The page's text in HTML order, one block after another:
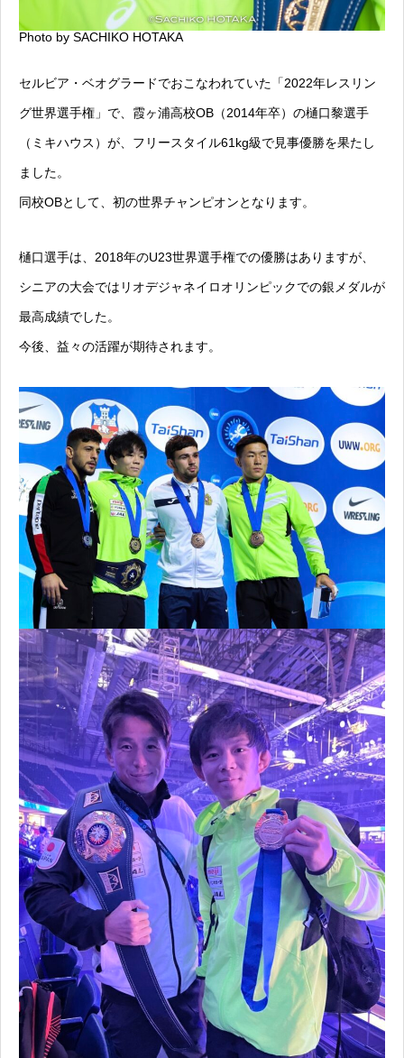
Photo by SACHIKO HOTAKA
セルビア・ベオグラードでおこなわれていた「2022年レスリン
グ世界選手権」で、霞ヶ浦高校OB（2014年卒）の樋口黎選手
（ミキハウス）が、フリースタイル61kg級で見事優勝を果たし
ました。
同校OBとして、初の世界チャンピオンとなります。
樋口選手は、2018年のU23世界選手権での優勝はありますが、
シニアの大会ではリオデジャネイロオリンピックでの銀メダルが
最高成績でした。
今後、益々の活躍が期待されます。